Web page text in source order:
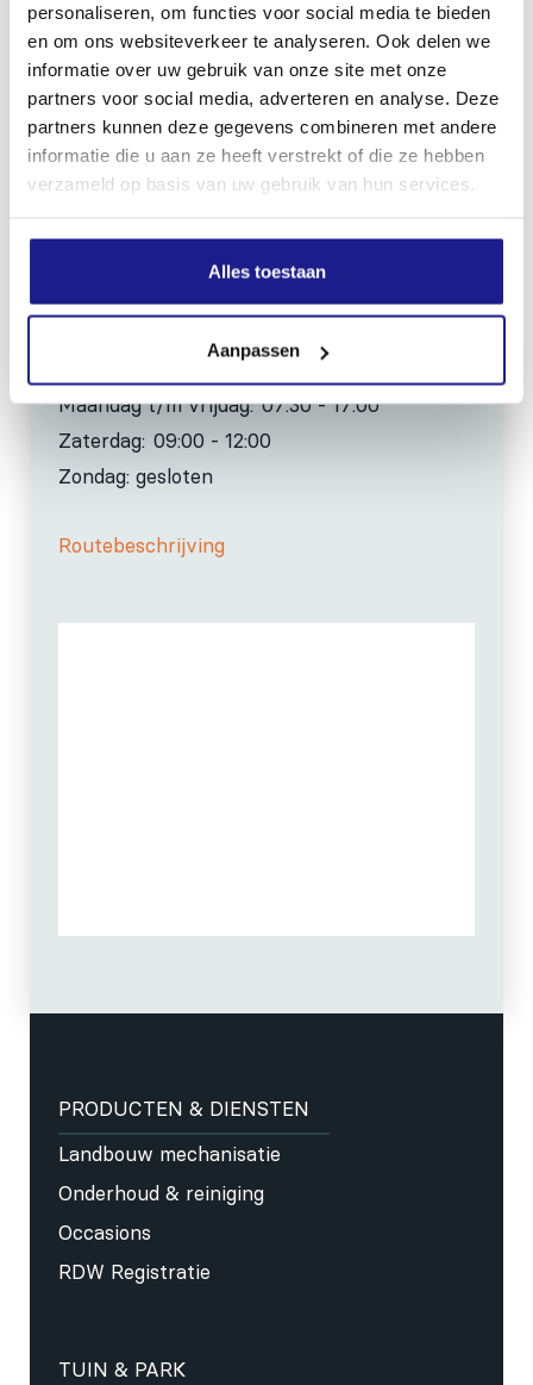
personaliseren, om functies voor social media te bieden
en om ons websiteverkeer te analyseren. Ook delen we
informatie over uw gebruik van onze site met onze
partners voor social media, adverteren en analyse. Deze
partners kunnen deze gegevens combineren met andere
informatie die u aan ze heeft verstrekt of die ze hebben
verzameld op basis van uw gebruik van hun services.
Alles toestaan
Aanpassen
Kiehoek 26
8801 RD Franeker
0517-396800
info@mechanisatiefraneker.nl
Bij storing:06-83139573
Maandag t/m vrijdag: 07:30 - 17:00
Zaterdag: 09:00 - 12:00
Zondag: gesloten
Routebeschrijving
PRODUCTEN & DIENSTEN
Landbouw mechanisatie
Onderhoud & reiniging
Occasions
RDW Registratie
TUIN & PARK